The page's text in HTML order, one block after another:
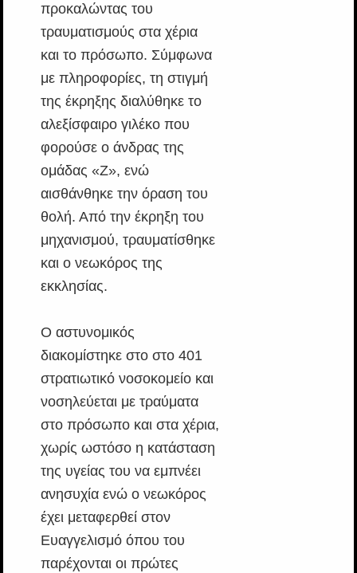
προκαλώντας του
τραυματισμούς στα χέρια
και το πρόσωπο. Σύμφωνα
με πληροφορίες, τη στιγμή
της έκρηξης διαλύθηκε το
αλεξίσφαιρο γιλέκο που
φορούσε ο άνδρας της
ομάδας «Ζ», ενώ
αισθάνθηκε την όραση του
θολή. Από την έκρηξη του
μηχανισμού, τραυματίσθηκε
και ο νεωκόρος της
εκκλησίας.
Ο αστυνομικός
διακομίστηκε στο στο 401
στρατιωτικό νοσοκομείο και
νοσηλεύεται με τραύματα
στο πρόσωπο και στα χέρια,
χωρίς ωστόσο η κατάσταση
της υγείας του να εμπνέει
ανησυχία ενώ ο νεωκόρος
έχει μεταφερθεί στον
Ευαγγελισμό όπου του
παρέχονται οι πρώτες